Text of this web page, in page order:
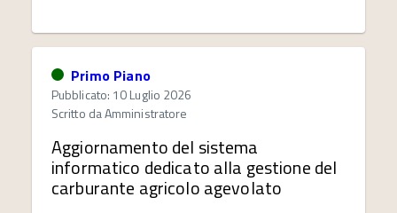
Primo Piano
Pubblicato: 10 Luglio 2026
Scritto daAmministratore
Aggiornamento del sistema
informatico dedicato alla gestione del
carburante agricolo agevolato